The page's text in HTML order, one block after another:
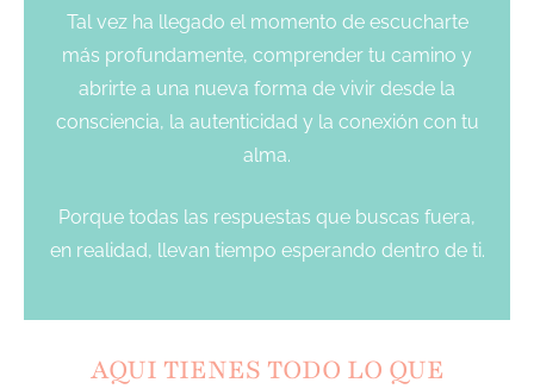
Tal vez ha llegado el momento de escucharte
más profundamente, comprender tu camino y
abrirte a una nueva forma de vivir desde la
consciencia, la autenticidad y la conexión con tu
alma.
Porque todas las respuestas que buscas fuera,
en realidad, llevan tiempo esperando dentro de ti.
AQUI TIENES TODO LO QUE